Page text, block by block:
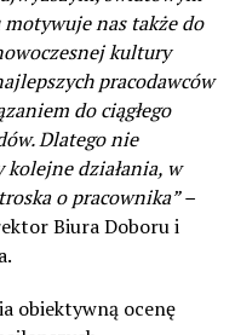
nas także do
kultury
pracodawców
do ciągłego
Dlatego nie
działania, w
o pracownika” –
Biura Doboru i
obiektywną ocenę